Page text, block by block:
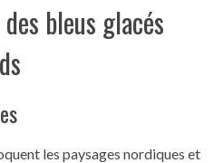
bleus glacés
les paysages nordiques et